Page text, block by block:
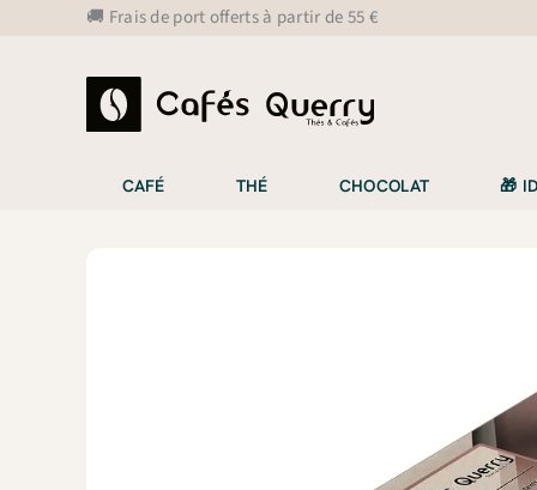
🚚 Frais de port offerts à partir de 55 €
CAFÉ THÉ CHOCOLAT 🎁